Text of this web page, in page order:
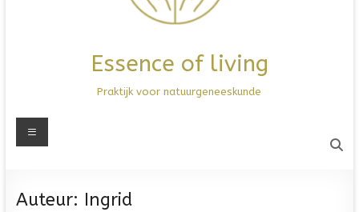
Essence of living
Praktijk voor natuurgeneeskunde
Menu
Auteur: Ingrid